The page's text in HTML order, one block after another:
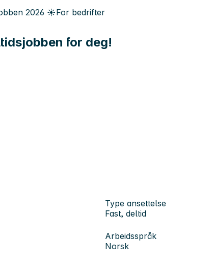
2026 ☀️For bedrifter
for deg!
Type ansettelse
Fast, deltid
Arbeidsspråk
Norsk